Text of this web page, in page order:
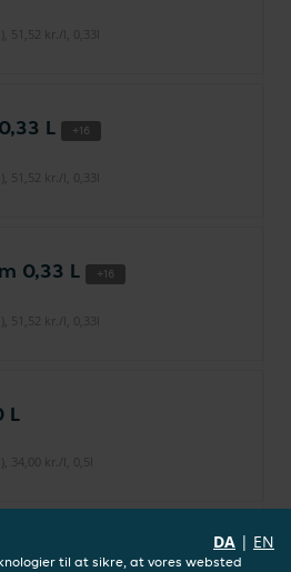
51,52 kr./l, 0,33l
L +16
51,52 kr./l, 0,33l
0,33 L +16
51,52 kr./l, 0,33l
L
34,00 kr./l, 0,5l
L +16
DA | EN
til at sikre, at vores websted